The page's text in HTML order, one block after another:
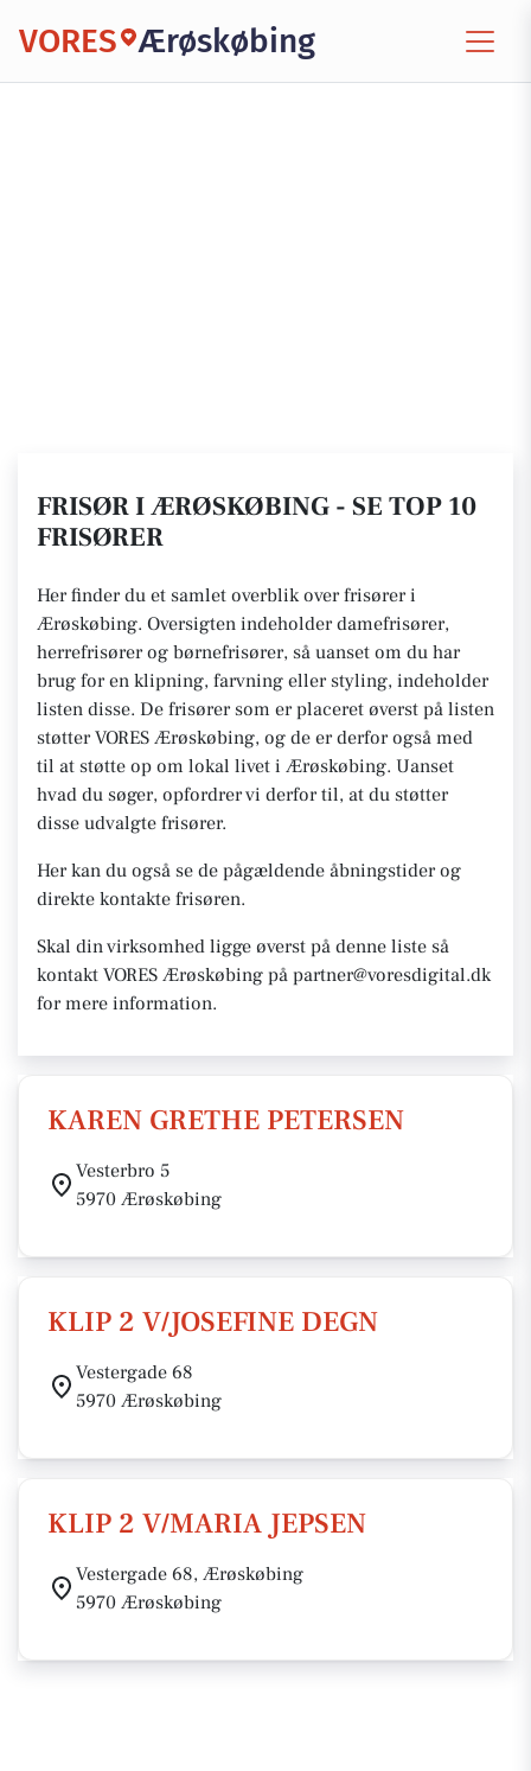
VORES Ærøskøbing
FRISØR I ÆRØSKØBING - SE TOP 10
FRISØRER
Her finder du et samlet overblik over frisører i
Ærøskøbing. Oversigten indeholder damefrisører,
herrefrisører og børnefrisører, så uanset om du har
brug for en klipning, farvning eller styling, indeholder
listen disse. De frisører som er placeret øverst på listen
støtter VORES Ærøskøbing, og de er derfor også med
til at støtte op om lokal livet i Ærøskøbing. Uanset
hvad du søger, opfordrer vi derfor til, at du støtter
disse udvalgte frisører.
Her kan du også se de pågældende åbningstider og
direkte kontakte frisøren.
Skal din virksomhed ligge øverst på denne liste så
kontakt VORES Ærøskøbing på partner@voresdigital.dk
for mere information.
KAREN GRETHE PETERSEN
Vesterbro 5
5970 Ærøskøbing
KLIP 2 V/JOSEFINE DEGN
Vestergade 68
5970 Ærøskøbing
KLIP 2 V/MARIA JEPSEN
Vestergade 68, Ærøskøbing
5970 Ærøskøbing